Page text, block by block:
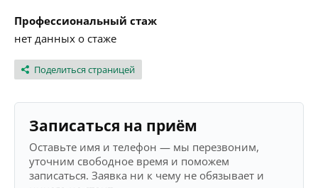
Профессиональный стаж
нет данных о стаже
Поделиться страницей
Записаться на приём
Оставьте имя и телефон — мы перезвоним,
уточним свободное время и поможем
записаться. Заявка ни к чему не обязывает и